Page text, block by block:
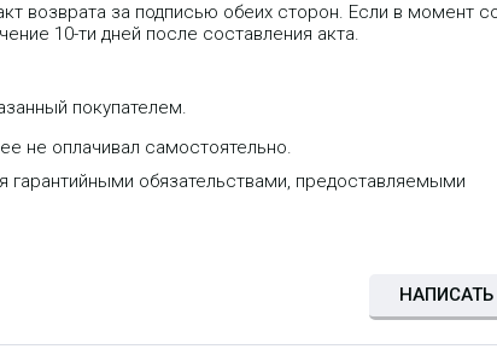
возврата за подписью обеих сторон. Если в момент
10-ти дней после составления акта.
покупателем.
не оплачивал самостоятельно.
гарантийными обязательствами, предоставляемыми